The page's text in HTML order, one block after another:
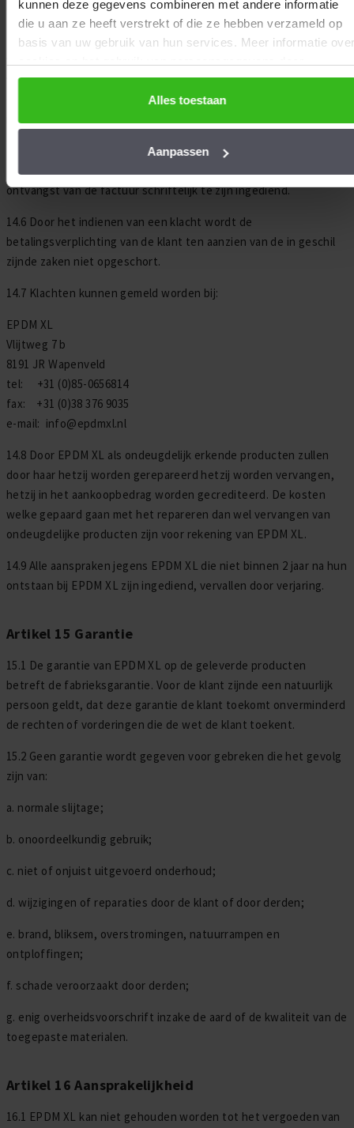
Aanpassen
commissie.
14.4 Indien de klant tijdig, correct en terecht reclameert ter zake
voortvloeiende aansprakelijkheid beperkt tot de in artikel 16
omschreven verplichtingen, al naar gelang de aard van de
reclamering met inachtneming van de overige bepalingen van
14.5 Klachten over facturen dienen eveneens binnen 8 dagen na
ontvangst van de factuur schriftelijk te zijn ingediend.
14.6 Door het indienen van een klacht wordt de
betalingsverplichting van de klant ten aanzien van de in geschil
zijnde zaken niet opgeschort.
14.7 Klachten kunnen gemeld worden bij:
EPDM XL
Vlijtweg 7 b
8191 JR Wapenveld
tel: +31 (0)85-0656814
fax: +31 (0)38 376 9035
e-mail: info@epdmxl.nl
14.8 Door EPDM XL als ondeugdelijk erkende producten zullen
door haar hetzij worden gerepareerd hetzij worden vervangen,
hetzij in het aankoopbedrag worden gecrediteerd. De kosten
welke gepaard gaan met het repareren dan wel vervangen van
ondeugdelijke producten zijn voor rekening van EPDM XL.
14.9 Alle aanspraken jegens EPDM XL die niet binnen 2 jaar na hun
ontstaan bij EPDM XL zijn ingediend, vervallen door verjaring.
Artikel 15 Garantie
15.1 De garantie van EPDM XL op de geleverde producten
betreft de fabrieksgarantie. Voor de klant zijnde een natuurlijk
persoon geldt, dat deze garantie de klant toekomt onverminderd
de rechten of vorderingen die de wet de klant toekent.
15.2 Geen garantie wordt gegeven voor gebreken die het gevolg
zijn van:
a. normale slijtage;
b. onoordeelkundig gebruik;
c. niet of onjuist uitgevoerd onderhoud;
d. wijzigingen of reparaties door de klant of door derden;
e. brand, bliksem, overstromingen, natuurrampen en
ontploffingen;
f. schade veroorzaakt door derden;
g. enig overheidsvoorschrift inzake de aard of de kwaliteit van de
toegepaste materialen.
Artikel 16 Aansprakelijkheid
16.1 EPDM XL kan niet gehouden worden tot het vergoeden van